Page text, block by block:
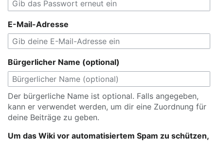
E-Mail-Adresse
Bürgerlicher Name (optional)
Der bürgerliche Name ist optional. Falls angegeben,
kann er verwendet werden, um dir eine Zuordnung für
deine Beiträge zu geben.
Um das Wiki vor automatisiertem Spam zu schützen,